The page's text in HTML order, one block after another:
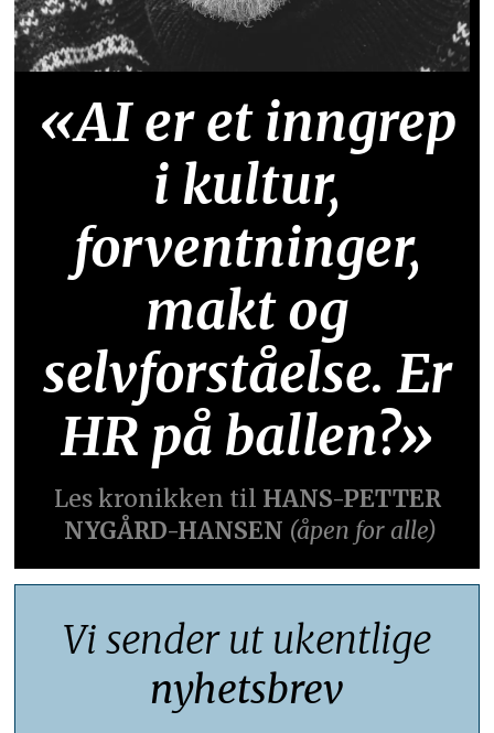
«AI er et inngrep
i kultur,
forventninger,
makt og
selvforståelse. Er
HR på ballen?»
Les kronikken til HANS-PETTER
NYGÅRD-HANSEN (åpen for alle)
Vi sender ut ukentlige
nyhetsbrev